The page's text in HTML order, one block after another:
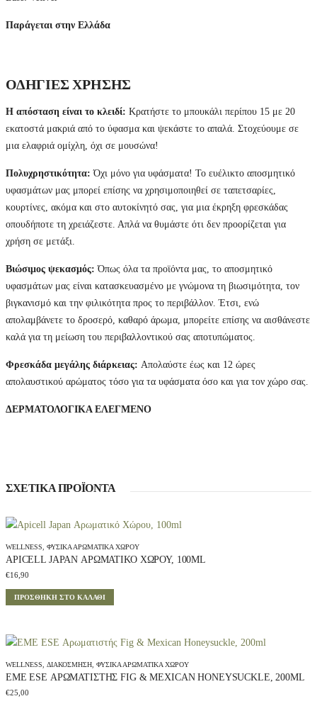
Παράγεται στην Ελλάδα
ΟΔΗΓΙΕΣ ΧΡΗΣΗΣ
Η απόσταση είναι το κλειδί: Κρατήστε το μπουκάλι περίπου 15 με 20
εκατοστά μακριά από το ύφασμα και ψεκάστε το απαλά. Στοχεύουμε σε
μια ελαφριά ομίχλη, όχι σε μουσώνα!
Πολυχρηστικότητα: Όχι μόνο για υφάσματα! Το ευέλικτο αποσμητικό
υφασμάτων μας μπορεί επίσης να χρησιμοποιηθεί σε ταπετσαρίες,
κουρτίνες, ακόμα και στο αυτοκίνητό σας, για μια έκρηξη φρεσκάδας
οπουδήποτε τη χρειάζεστε. Απλά να θυμάστε ότι δεν προορίζεται για
χρήση σε μετάξι.
Βιώσιμος ψεκασμός: Όπως όλα τα προϊόντα μας, το αποσμητικό
υφασμάτων μας είναι κατασκευασμένο με γνώμονα τη βιωσιμότητα, τον
βιγκανισμό και την φιλικότητα προς το περιβάλλον. Έτσι, ενώ
απολαμβάνετε το δροσερό, καθαρό άρωμα, μπορείτε επίσης να αισθάνεστε
καλά για τη μείωση του περιβαλλοντικού σας αποτυπώματος.
Φρεσκάδα μεγάλης διάρκειας: Απολαύστε έως και 12 ώρες
απολαυστικού αρώματος τόσο για τα υφάσματα όσο και για τον χώρο σας.
ΔΕΡΜΑΤΟΛΟΓΙΚΑ ΕΛΕΓΜΕΝΟ
ΣΧΕΤΙΚΆ ΠΡΟΪΌΝΤΑ
WELLNESS ΦΥΣΙΚΆ ΑΡΩΜΑΤΙΚΆ ΧΏΡΟΥ
APICELL JAPAN ΑΡΩΜΑΤΙΚΌ ΧΏΡΟΥ, 100ML
€16,90
ΠΡΟΣΘΉΚΗ ΣΤΟ ΚΑΛΆΘΙ
WELLNESS ΔΙΑΚΌΣΜΗΣΗ ΦΥΣΙΚΆ ΑΡΩΜΑΤΙΚΆ ΧΏΡΟΥ
EME ESE ΑΡΩΜΑΤΙΣΤΉΣ FIG & MEXICAN HONEYSUCKLE, 200ML
€25,00